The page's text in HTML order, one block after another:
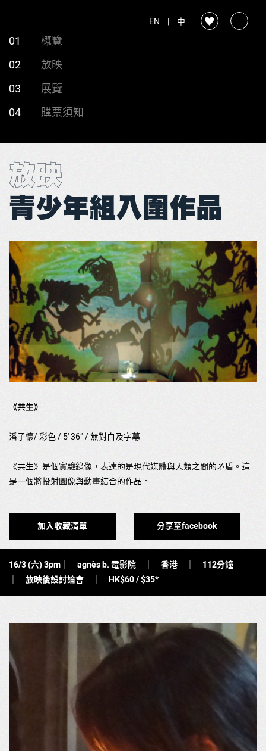
EN | 中
01
概覽
02
放映
03
展覽
04
購票須知
放映
青少年組入圍作品
《共生》
潘子懷/ 彩色 / 5' 36" / 無對白及字幕
《共生》是個實驗錄像，表達的是現代媒體與人類之間的矛盾。這
是一個將投射圖像與動畫結合的作品。
加入收藏清單 分享至facebook
16/3 (六) 3pm｜ agnès b. 電影院 ｜ 香港 ｜ 112分鐘
｜ 放映後設討論會
HK$60 / $35*